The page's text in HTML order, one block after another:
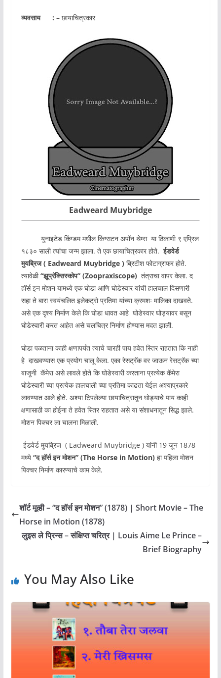
व्यवसाय : – छायाचित्रकार
Eadweard Muybridge
युनाइटेड किंग्डम मधील किंग्सटन अपॉन थेम्स या ठिकाणी ९ एप्रिल
१८३० साली त्यांचा जन्म झाला. ते एक छायाचित्रकार होते.ईडवेर्ड
मुयब्रिज ( Eadweard Muybridge )ब्रिटीश फोटाग्राफर होते.
त्यावेळी“झूप्रॅक्सिस्कोप” (Zoopraxiscope)तंत्राचा वापर केला. द
हॉर्स इन मोशन यामध्ये एक घोडा आणि घोडेस्वार यांची हालचाल दिसणारी
सहा ते बारा स्वयंचलित इलेकट्रो प्रतिमा यांच्या क्रमशः मालिका दाखवते.
असे एक दृश्य निर्माण केले कि घोडा धावत आहे घोडेस्वार घोड्यावर बसून
घोडेस्वारी करत आहेत असे चलचित्र निर्माण होण्यास मदत झाली.
घोडा पळताना काही क्षणापर्यंत त्याचे चारही पाय हवेत स्तिर राहतात कि नाही
हे दाखवण्यास एक प्रयोग चालू केला. एका रेसट्रॅक वर जाऊन रेसट्रॅक च्या
बाजूनी कॅमेरा असे लावले होते कि घोडेस्वारी करताना प्रत्येक कॅमेरा
घोडेस्वारी च्या प्रत्येक हालचाली च्या प्रतिमा काढता येईल अश्याप्रकारे
लावण्यात आले होते. अश्या टिपलेल्या छायाचित्रातून घोड्याचे पाय काही
क्षणासाठी का होईना ते हवेत स्तिर राहतात असे या संशाधनातून सिद्ध झाले.
मोशन पिक्चर ला चालना मिळाली.
ईडवेर्ड मुयब्रिज ( Eadweard Muybridge ) यांनी 19 जून 1878
मध्ये “द हॉर्स इन मोशन” (The Horse in Motion) हा पहिला मोशन
पिक्चर निर्माण कारण्याचे काम केले.
शॉर्ट मूव्ही – “द हॉर्स इन मोशन” (1878) | Short Movie – The
Horse in Motion (1878)
लुइस ले प्रिन्स – संक्षिप्त चरित्र | Louis Aime Le Prince –
Brief Biography
You May Also Like